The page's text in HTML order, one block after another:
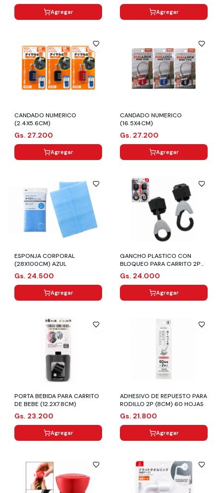
Agregar Agregar
CANDADO NUMERICO
(2.4X5.6CM)
Gs. 27.200
Agregar
CANDADO NUMERICO
(16.5X4CM)
Gs. 27.200
Agregar
ESPONJA CORPORAL
(28X100CM) AZUL
Gs. 24.500
Agregar
GANCHO PLASTICO CON
BLOQUEO PARA CARRITO 2P
(4.5X12CM/HASTA 3KG)
Gs. 24.000
Agregar
PORTA BEBIDA PARA CARRITO
DE BEBE (12.2X7.8CM)
Gs. 23.200
Agregar
ADHESIVO DE REPUESTO PARA
RODILLO 2P (8CM) 60 HOJAS
Gs. 21.800
Agregar